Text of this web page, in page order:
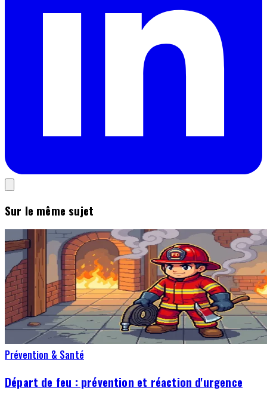
Sur le même sujet
Prévention & Santé
Départ de feu : prévention et réaction d'urgence